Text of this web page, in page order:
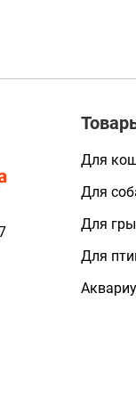
Для
Для
Для
Для